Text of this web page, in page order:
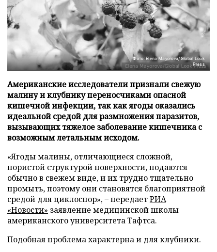
Фото: Elena Mayorova/Global Look
Press
Американские исследователи признали свежую
малину и клубнику переносчиками опасной
кишечной инфекции, так как ягоды оказались
идеальной средой для размножения паразитов,
вызывающих тяжелое заболевание кишечника с
возможным летальным исходом.
«Ягоды малины, отличающиеся сложной,
пористой структурой поверхности, подаются
обычно в свежем виде, и их трудно тщательно
промыть, поэтому они становятся благоприятной
средой для циклоспор», – передаетРИА
«Новости» заявление медицинской школы
американского университета Тафтса.
Подобная проблема характерна и для клубники.